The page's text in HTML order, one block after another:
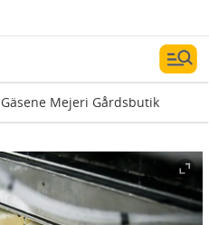
Gäsene Mejeri Gårdsbutik